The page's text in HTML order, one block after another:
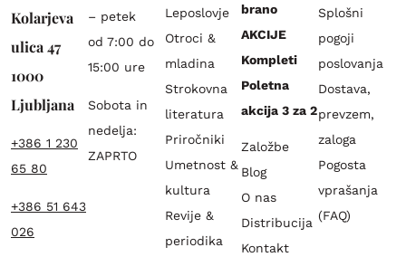
Kolarjeva
ulica 47
1000
Ljubljana
+386 1 230
65 80
+386 51 643
026
– petek
od 7:00 do
15:00 ure
Sobota in
nedelja:
ZAPRTO
Leposlovje
Otroci &
mladina
Strokovna
literatura
Priročniki
Umetnost &
kultura
Revije &
periodika
brano
AKCIJE
Kompleti
Poletna
akcija 3 za 2
Založbe
Blog
O nas
Distribucija
Kontakt
Splošni
pogoji
poslovanja
Dostava,
prevzem,
zaloga
Pogosta
vprašanja
(FAQ)